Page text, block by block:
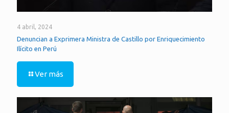
4 abril, 2024
Denuncian a Exprimera Ministra de Castillo por Enriquecimiento
Ilícito en Perú
Ver más